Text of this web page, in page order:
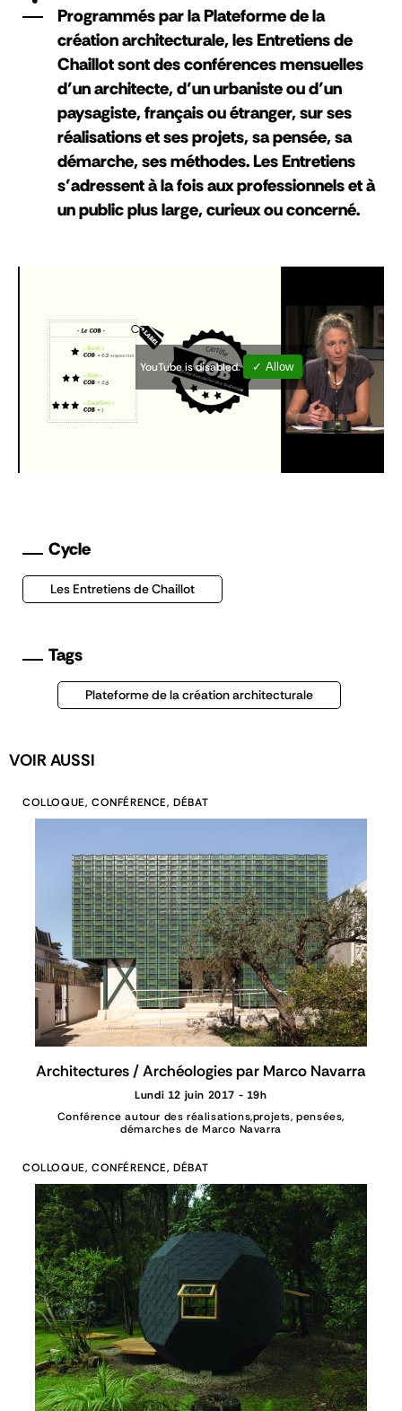
Programmés par la Plateforme de la
création architecturale, les Entretiens de
Chaillot sont des conférences mensuelles
d’un architecte, d’un urbaniste ou d’un
paysagiste, français ou étranger, sur ses
réalisations et ses projets, sa pensée, sa
démarche, ses méthodes. Les Entretiens
s’adressent à la fois aux professionnels et à
un public plus large, curieux ou concerné.
YouTube is disabled. ✓ Allow
Cycle
Les Entretiens de Chaillot
Tags
Plateforme de la création architecturale
VOIR AUSSI
COLLOQUE, CONFÉRENCE, DÉBAT
Architectures / Archéologies par Marco Navarra
Lundi 12 juin 2017 - 19h
Conférence autour des réalisations,projets, pensées,
démarches de Marco Navarra
COLLOQUE, CONFÉRENCE, DÉBAT